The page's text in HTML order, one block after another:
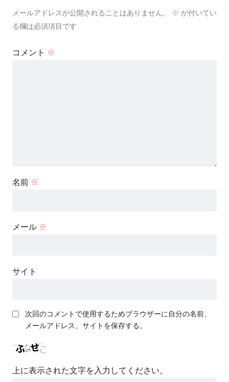
メールアドレスが公開されることはありません。 ※ が付いてい
る欄は必須項目です
コメント ※
名前 ※
メール ※
サイト
次回のコメントで使用するためブラウザーに自分の名前、
メールアドレス、サイトを保存する。
上に表示された文字を入力してください。